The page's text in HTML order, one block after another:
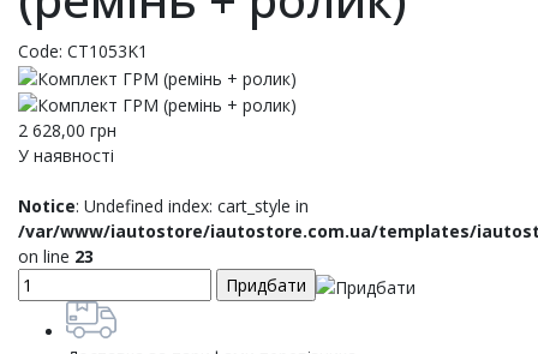
Code: CT1053K1
2 628,00 грн
У наявності
Notice: Undefined index: cart_style in
/var/www/iautostore/iautostore.com.ua/templates/
on line 23